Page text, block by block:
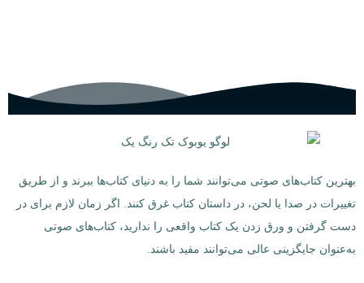
بهترین کتاب‌های صوتی می‌توانند شما را به دنیای کتاب‌ها ببرند و از طریق
تغییرات در صدا یا لحن، در داستان کتاب غرق کنند. اگر زمان لازم برای در
دست گرفتن و ورق زدن یک کتاب واقعی را ندارید، کتاب‌های صوتی
به‌عنوان جایگزینی عالی می‌توانند مفید باشند.